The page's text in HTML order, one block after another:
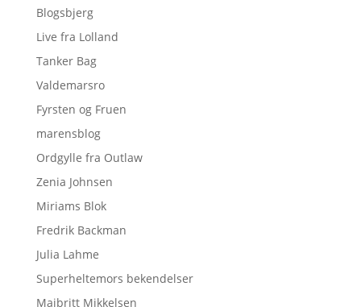
Blogsbjerg
Live fra Lolland
Tanker Bag
Valdemarsro
Fyrsten og Fruen
marensblog
Ordgylle fra Outlaw
Zenia Johnsen
Miriams Blok
Fredrik Backman
Julia Lahme
Superheltemors bekendelser
Majbritt Mikkelsen